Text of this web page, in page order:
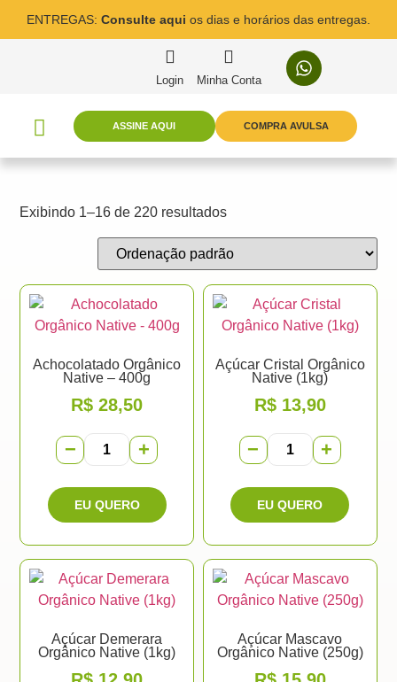
ENTREGAS: Consulte aqui os dias e horários das entregas.
Login Minha Conta
ASSINE AQUI COMPRA AVULSA
Exibindo 1–16 de 220 resultados
Achocolatado Orgânico
Native – 400g
R$ 28,50
− +
Açúcar Cristal Orgânico
Native (1kg)
R$13,90
− +
Açúcar Demerara
Orgânico Native (1kg)
Açúcar Mascavo
Orgânico Native (250g)